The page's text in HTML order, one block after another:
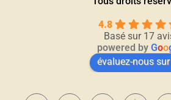
4.8
Basé sur 17
powered by Goo
évaluez-nous sur